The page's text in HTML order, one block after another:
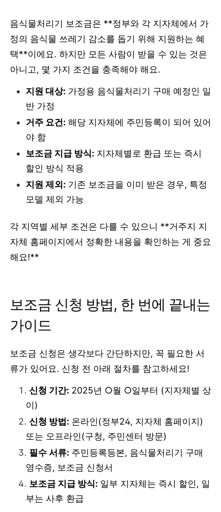
음식물처리기 보조금은 **정부와 각 지자체에서 가
정의 음식물 쓰레기 감소를 돕기 위해 지원하는 혜
택**이에요. 하지만 모든 사람이 받을 수 있는 것은
아니고, 몇 가지 조건을 충족해야 해요.
지원 대상: 가정용 음식물처리기 구매 예정인 일
반 가정
거주 요건: 해당 지자체에 주민등록이 되어 있어
야 함
보조금 지급 방식: 지자체별로 환급 또는 즉시
할인 방식 적용
지원 제외: 기존 보조금을 이미 받은 경우, 특정
모델 제외 가능
각 지역별 세부 조건은 다를 수 있으니 **거주지 지
자체 홈페이지에서 정확한 내용을 확인하는 게 중요
해요!**
보조금 신청 방법, 한 번에 끝내는
가이드
보조금 신청은 생각보다 간단하지만, 꼭 필요한 서
류가 있어요. 신청 전 아래 절차를 참고하세요!
신청 기간: 2025년 ○월 ○일부터 (지자체별 상
이)
신청 방법: 온라인(정부24, 지자체 홈페이지)
또는 오프라인(구청, 주민센터 방문)
필수 서류: 주민등록등본, 음식물처리기 구매
영수증, 보조금 신청서
보조금 지급 방식: 일부 지자체는 즉시 할인, 일
부는 사후 환급